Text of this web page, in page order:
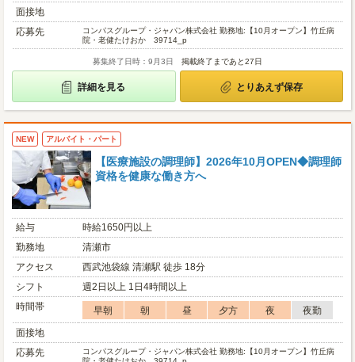
面接地
応募先
コンパスグループ・ジャパン株式会社 勤務地:【10月オープン】竹丘病
院・老健たけおか 39714_p
募集終了日時：9月3日 掲載終了まであと27日
詳細を見る とりあえず保存
NEW アルバイト・パート
【医療施設の調理師】2026年10月OPEN◆調理師
資格を健康な働き方へ
給与
時給1650円以上
勤務地
清瀬市
アクセス
西武池袋線 清瀬駅 徒歩 18分
シフト
週2日以上 1日4時間以上
時間帯
早朝 朝 昼 夕方 夜
夜勤
面接地
応募先
コンパスグループ・ジャパン株式会社 勤務地:【10月オープン】竹丘病